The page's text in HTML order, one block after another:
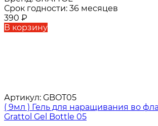
Срок годности: 36 месяцев
390 ₽
В корзину
Артикул: GBOT05
( 9мл ) Гель для наращивания во
Grattol Gel Bottle 05